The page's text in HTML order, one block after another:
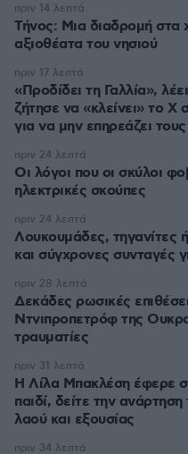
Τήνος: Μια διαδρομή στα
αξιοθέατα του νησιού
πριν 14 λεπτά
«Προδίδει τη Γαλλία»,
ζήτησε να «κλείνει» το X
για να μην επηρεάζει
πριν 17 λεπτά
Οι λόγοι που οι σκύλοι
ηλεκτρικές σκούπες
πριν 24 λεπτά
Λουκουμάδες, τηγανίτες
και σύγχρονες συνταγές
πριν 24 λεπτά
Δεκάδες ρωσικές
Ντνιπροπετρόφ της
τραυματίες
πριν 28 λεπτά
Η Λίλα Μπακλέση έφερε
παιδί, δείτε την
λαού και εξουσίας
πριν 31 λεπτά
πριν 34 λεπτά